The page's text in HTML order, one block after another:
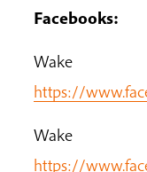
Facebooks:
https://
Wake
https://